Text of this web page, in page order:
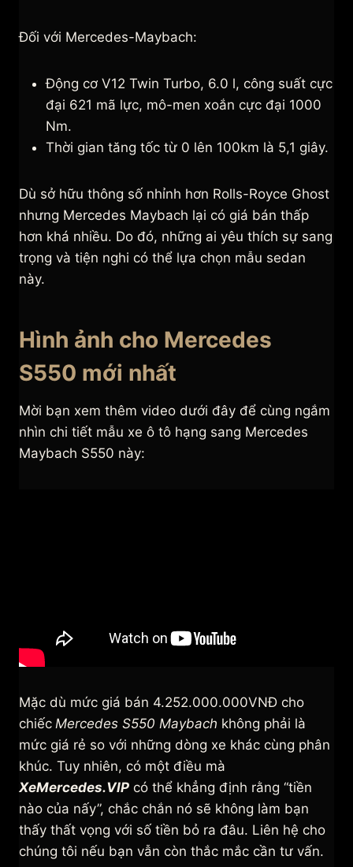
Đối với Mercedes-Maybach:
Động cơ V12 Twin Turbo, 6.0 l, công suất cực
đại 621 mã lực, mô-men xoắn cực đại 1000
Nm.
Thời gian tăng tốc từ 0 lên 100km là 5,1 giây.
Dù sở hữu thông số nhỉnh hơn Rolls-Royce Ghost
nhưng Mercedes Maybach lại có giá bán thấp
hơn khá nhiều. Do đó, những ai yêu thích sự sang
trọng và tiện nghi có thể lựa chọn mẫu sedan
này.
Hình ảnh cho Mercedes
S550 mới nhất
Mời bạn xem thêm video dưới đây để cùng ngắm
nhìn chi tiết mẫu xe ô tô hạng sang Mercedes
Maybach S550 này:
Mặc dù mức giá bán 4.252.000.000VNĐ cho
chiếc Mercedes S550 Maybach không phải là
mức giá rẻ so với những dòng xe khác cùng phân
khúc. Tuy nhiên, có một điều mà
XeMercedes.VIP có thể khẳng định rằng “tiền
nào của nấy”, chắc chắn nó sẽ không làm bạn
thấy thất vọng với số tiền bỏ ra đâu. Liên hệ cho
chúng tôi nếu bạn vẫn còn thắc mắc cần tư vấn.